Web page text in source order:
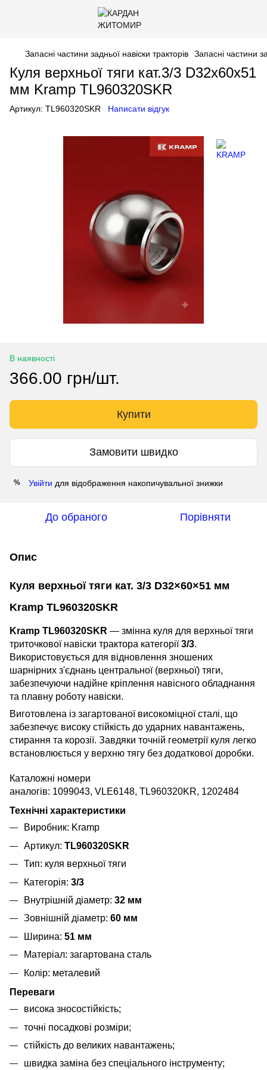
Запасні частини задньої навіски тракторів Запасні частини
Куля верхньої тяги кат.3/3 D32x60x51
мм Kramp TL960320SKR
Артикул: TL960320SKR Написати відгук
В наявності
366.00 грн/шт.
Купити
Замовити швидко
% Увійти для відображення накопичувальної знижки
До обраного Порівняти
Опис
Куля верхньої тяги кат. 3/3 D32×60×51 мм
Kramp TL960320SKR
Kramp TL960320SKR — змінна куля для верхньої тяги
триточкової навіски трактора категорії3/3.
Використовується для відновлення зношених
шарнірних з'єднань центральної (верхньої) тяги,
забезпечуючи надійне кріплення навісного обладнання
та плавну роботу навіски.
Виготовлена із загартованої високоміцної сталі, що
забезпечує високу стійкість до ударних навантажень,
стирання та корозії. Завдяки точній геометрії куля легко
встановлюється у верхню тягу без додаткової доробки.
Каталожні номери
аналогів: 1099043, VLE6148, TL960320KR, 1202484
Технічні характеристики
Виробник: Kramp
Артикул: TL960320SKR
Тип: куля верхньої тяги
Категорія: 3/3
Внутрішній діаметр: 32 мм
Зовнішній діаметр: 60 мм
Ширина: 51 мм
Матеріал: загартована сталь
Колір: металевий
Переваги
висока зносостійкість;
точні посадкові розміри;
стійкість до великих навантажень;
швидка заміна без спеціального інструменту;